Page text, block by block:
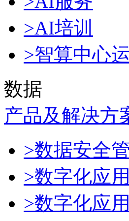
>AI培训
>智算中心
数据
产品及解决方
>数据安全
>数字化应
>数字化应